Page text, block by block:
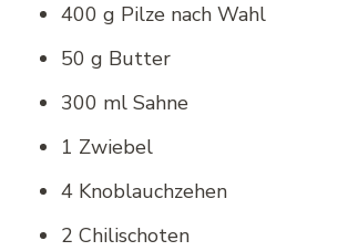
400 g Pilze nach Wahl
50 g Butter
300 ml Sahne
1 Zwiebel
4 Knoblauchzehen
2 Chilischoten